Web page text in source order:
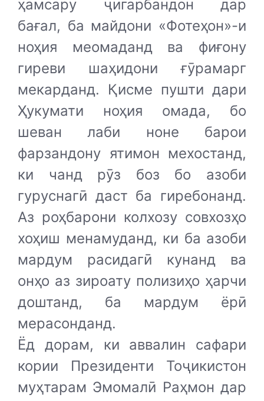
ҳамсару ҷигарбандон дар
бағал, ба майдони «Фотеҳон»-и
ноҳия меомаданд ва фиғону
гиреви шаҳидони ғӯрамарг
мекарданд. Қисме пушти дари
Ҳукумати ноҳия омада, бо
шеван лаби ноне барои
фарзандону ятимон мехостанд,
ки чанд рӯз боз бо азоби
гуруснагӣ даст ба гиребонанд.
Аз роҳбарони колхозу совхозҳо
хоҳиш менамуданд, ки ба азоби
мардум расидагӣ кунанд ва
онҳо аз зироату полизиҳо ҳарчи
доштанд, ба мардум ёрӣ
мерасонданд.
Ёд дорам, ки аввалин сафари
кории Президенти Тоҷикистон
муҳтарам Эмомалӣ Раҳмон дар